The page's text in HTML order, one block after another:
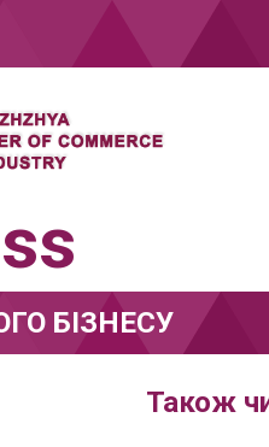
БІЗНЕСУ
Також